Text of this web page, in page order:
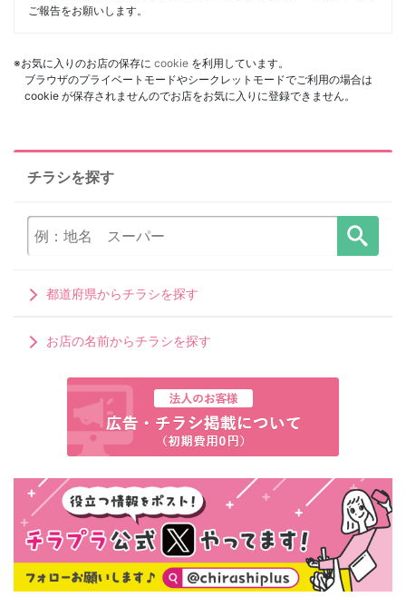
ご報告をお願いします。
※お気に入りのお店の保存に cookie を利用しています。
ブラウザのプライベートモードやシークレットモードでご利用の場合は
cookie が保存されませんのでお店をお気に入りに登録できません。
チラシを探す
都道府県からチラシを探す
お店の名前からチラシを探す